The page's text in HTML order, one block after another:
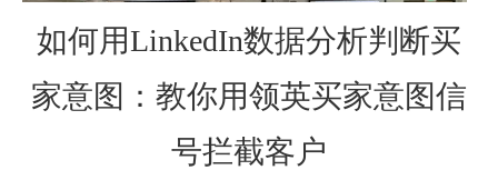
深圳站收官｜在微软聊透出海，下一站上海・苏州・杭州，多城联动启航
如何用LinkedIn数据分析判断买
家意图：教你用领英买家意图信
号拦截客户